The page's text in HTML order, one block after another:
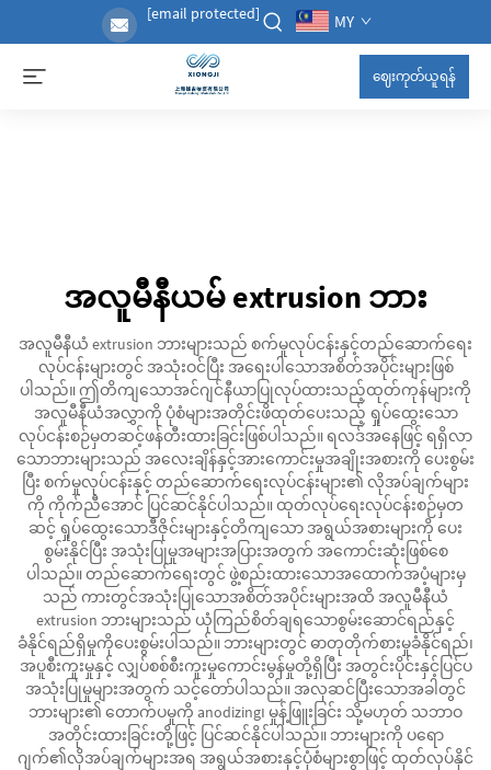
[email protected] MY
ဈေးကုတ်ယူရန်
အလူမီနီယမ် extrusion ဘား
အလူမီနီယံ extrusion ဘားများသည် စက်မှုလုပ်ငန်းနှင့်တည်ဆောက်ရေး
လုပ်ငန်းများတွင် အသုံးဝင်ပြီး အရေးပါသောအစိတ်အပိုင်းများဖြစ်
ပါသည်။ ဤတိကျသောအင်ဂျင်နီယာပြုလုပ်ထားသည့်ထုတ်ကုန်များကို
အလူမီနီယံအလွှာကို ပုံစံများအတိုင်းဖိထုတ်ပေးသည့် ရှုပ်ထွေးသော
လုပ်ငန်းစဉ်မှတဆင့်ဖန်တီးထားခြင်းဖြစ်ပါသည်။ ရလဒ်အနေဖြင့် ရရှိလာ
သောဘားများသည် အလေးချိန်နှင့်အားကောင်းမှုအချိုးအစားကို ပေးစွမ်း
ပြီး စက်မှုလုပ်ငန်းနှင့် တည်ဆောက်ရေးလုပ်ငန်းများ၏ လိုအပ်ချက်များ
ကို ကိုက်ညီအောင် ပြင်ဆင်နိုင်ပါသည်။ ထုတ်လုပ်ရေးလုပ်ငန်းစဉ်မှတ
ဆင့် ရှုပ်ထွေးသောဒီဇိုင်းများနှင့်တိကျသော အရွယ်အစားများကို ပေး
စွမ်းနိုင်ပြီး အသုံးပြုမှုအများအပြားအတွက် အကောင်းဆုံးဖြစ်စေ
ပါသည်။ တည်ဆောက်ရေးတွင် ဖွဲ့စည်းထားသောအထောက်အပံ့များမှ
သည် ကားတွင်အသုံးပြုသောအစိတ်အပိုင်းများအထိ အလူမီနီယံ
extrusion ဘားများသည် ယုံကြည်စိတ်ချရသောစွမ်းဆောင်ရည်နှင့်
ခံနိုင်ရည်ရှိမှုကိုပေးစွမ်းပါသည်။ ဘားများတွင် ဓာတုတိုက်စားမှုခံနိုင်ရည်၊
အပူစီးကူးမှုနှင့် လျှပ်စစ်စီးကူးမှုကောင်းမွန်မှုတို့ရှိပြီး အတွင်းပိုင်းနှင့်ပြင်ပ
အသုံးပြုမှုများအတွက် သင့်တော်ပါသည်။ အလှဆင်ပြီးသောအခါတွင်
ဘားများ၏ တောက်ပမှုကို anodizing၊ မှုန့်ဖြူးခြင်း သို့မဟုတ် သဘာဝ
အတိုင်းထားခြင်းတို့ဖြင့် ပြင်ဆင်နိုင်ပါသည်။ ဘားများကို ပရော
ဂျက်၏လိုအပ်ချက်များအရ အရွယ်အစားနှင့်ပုံစံများစွာဖြင့် ထုတ်လုပ်နိုင်